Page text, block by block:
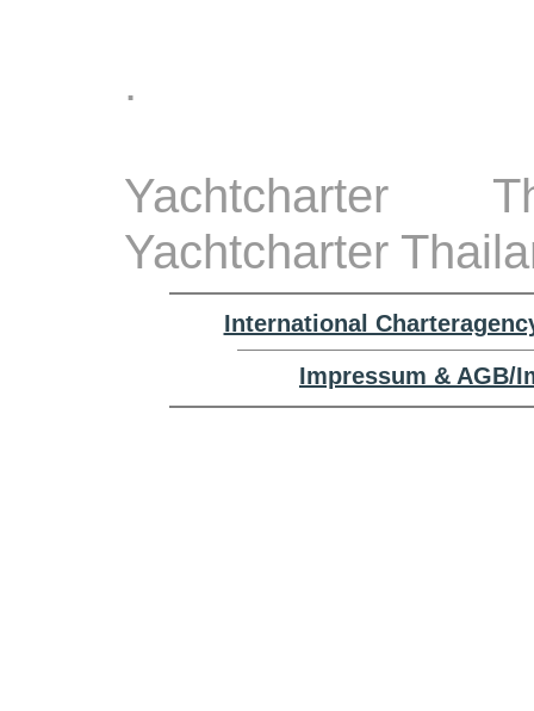
.
Yachtcharter
Yachtcharter
International
Impressum & AGB/